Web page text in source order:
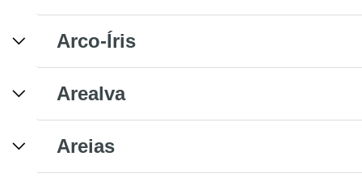
Arco-Íris
Arealva
Areias